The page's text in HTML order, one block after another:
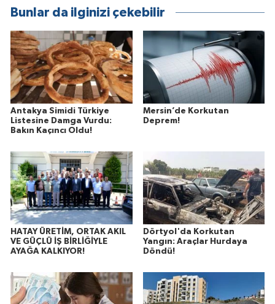
Bunlar da ilginizi çekebilir
Antakya Simidi Türkiye
Listesine Damga Vurdu:
Bakın Kaçıncı Oldu!
Mersin’de Korkutan
Deprem!
HATAY ÜRETİM, ORTAK AKIL
VE GÜÇLÜ İŞ BİRLİĞİYLE
AYAĞA KALKIYOR!
Dörtyol'da Korkutan
Yangın: Araçlar Hurdaya
Döndü!